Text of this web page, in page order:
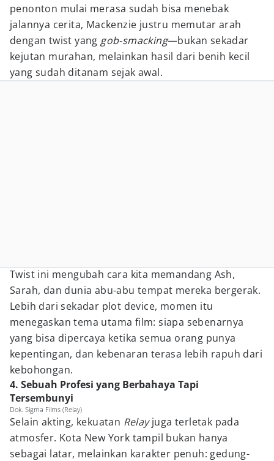
penonton mulai merasa sudah bisa menebak
jalannya cerita, Mackenzie justru memutar arah
dengan twist yang gob-smacking—bukan sekadar
kejutan murahan, melainkan hasil dari benih kecil
yang sudah ditanam sejak awal.
Twist ini mengubah cara kita memandang Ash,
Sarah, dan dunia abu-abu tempat mereka bergerak.
Lebih dari sekadar plot device, momen itu
menegaskan tema utama film: siapa sebenarnya
yang bisa dipercaya ketika semua orang punya
kepentingan, dan kebenaran terasa lebih rapuh dari
kebohongan.
4. Sebuah Profesi yang Berbahaya Tapi
Tersembunyi
Dok. Sigma Films (Relay)
Selain akting, kekuatan Relayjuga terletak pada
atmosfer. Kota New York tampil bukan hanya
sebagai latar, melainkan karakter penuh: gedung-